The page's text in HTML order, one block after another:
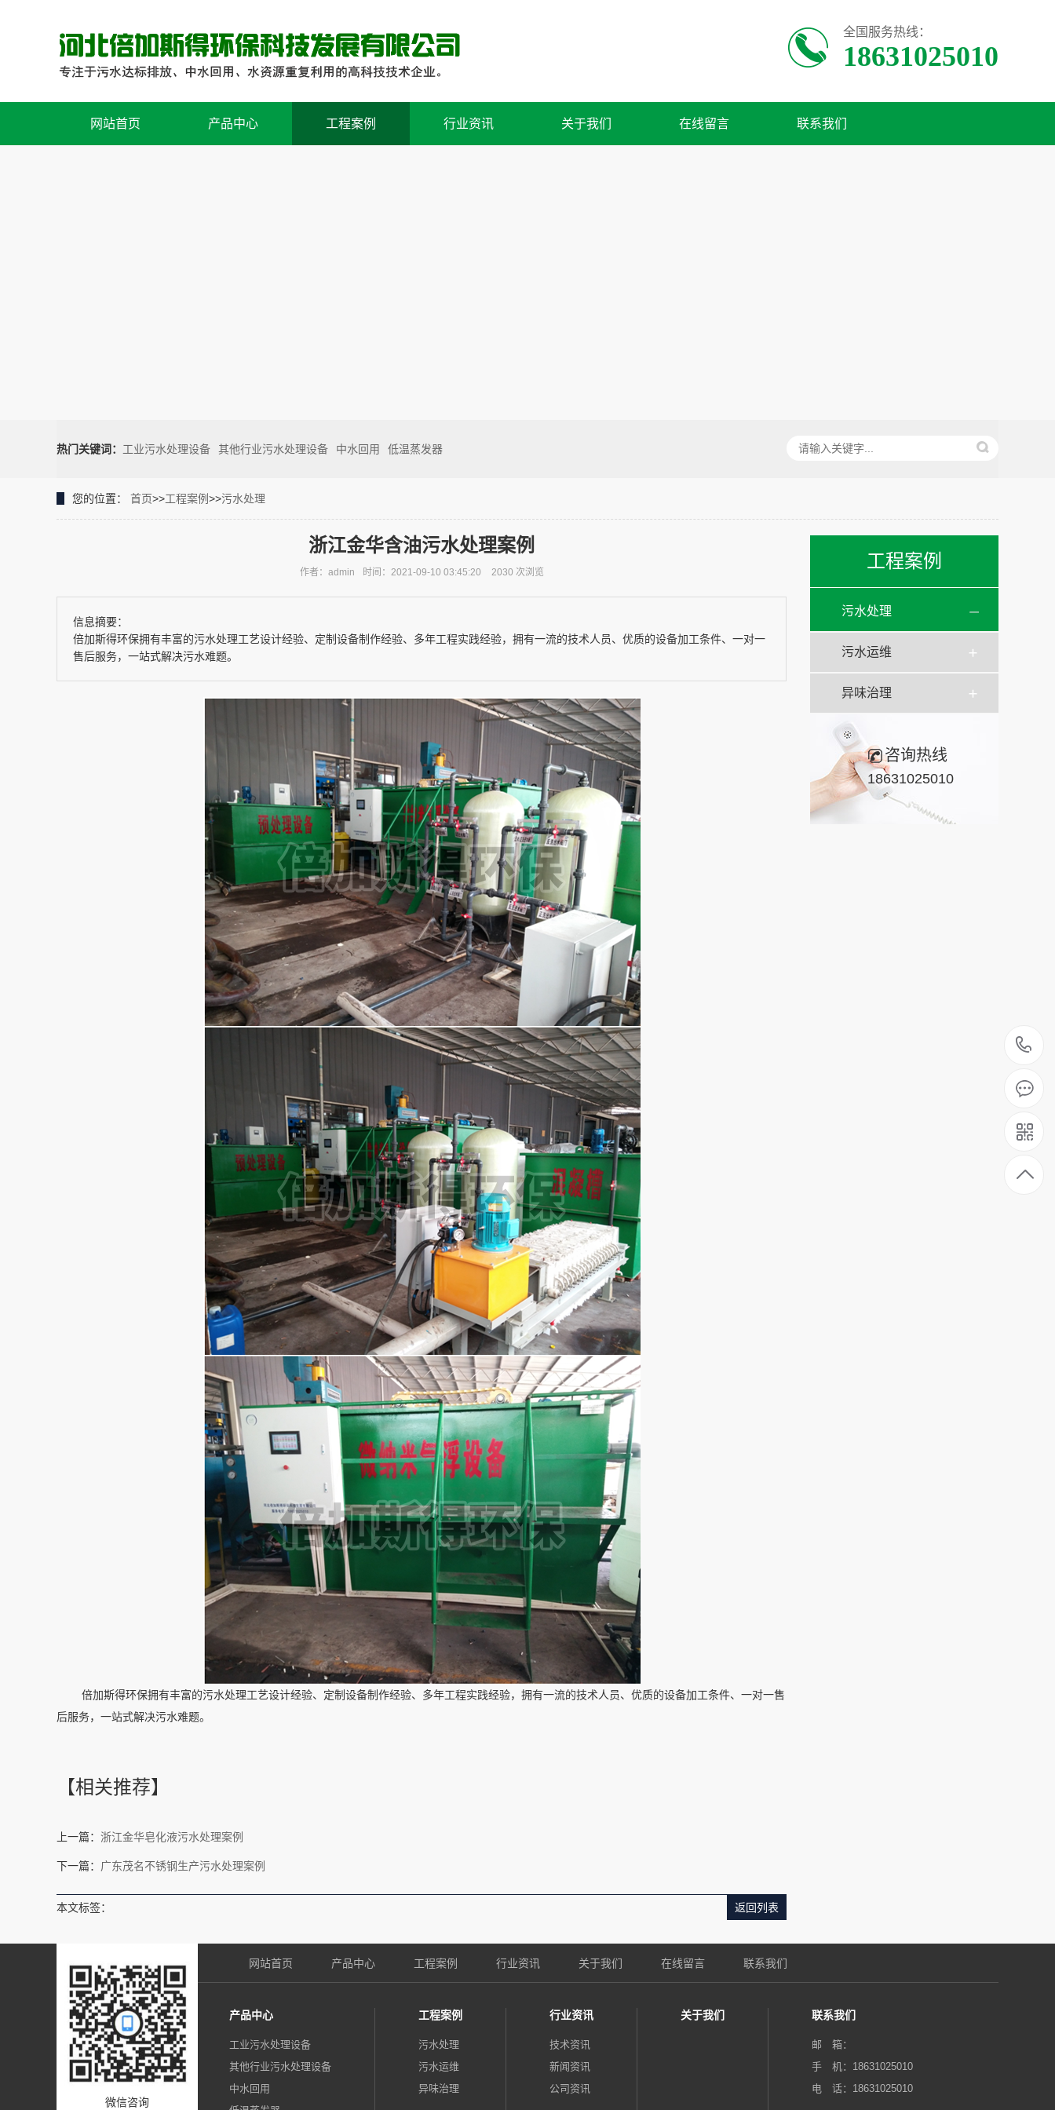
全国服务热线：
18631025010
网站首页 产品中心 工程案例 行业资讯 关于我们 在线留言 联系我们
热门关键词： 工业污水处理设备 其他行业污水处理设备 中水回用 低温蒸发器
您的位置： 首页>>工程案例>>污水处理
工程案例
污水处理
污水运维
异味治理
咨询热线
18631025010
浙江金华含油污水处理案例
作者：admin 时间：2021-09-10 03:45:20 2030 次浏览
信息摘要：
倍加斯得环保拥有丰富的污水处理工艺设计经验、定制设备制作经验、多年工程实践经验，拥有一流的技术人员、优质的设备加工条件、一对一
售后服务，一站式解决污水难题。
倍加斯得环保拥有丰富的污水处理工艺设计经验、定制设备制作经验、多年工程实践经验，拥有一流的技术人员、优质的设备加工条件、一对一售
后服务，一站式解决污水难题。
【相关推荐】
上一篇： 浙江金华皂化液污水处理案例
下一篇： 广东茂名不锈钢生产污水处理案例
返回列表
本文标签：
微信咨询
网站首页 产品中心 工程案例 行业资讯 关于我们 在线留言 联系我们
产品中心
工业污水处理设备
其他行业污水处理设备
中水回用
工程案例
污水处理
污水运维
异味治理
行业资讯
技术资讯
新闻资讯
公司资讯
关于我们 联系我们
邮 箱：‬
手 机：18631025010
电 话：18631025010